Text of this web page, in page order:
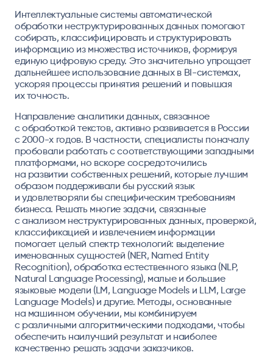
Интеллектуальные системы автоматической
обработки неструктурированных данных помогают
собирать, классифицировать и структурировать
информацию из множества источников, формируя
единую цифровую среду. Это значительно упрощает
дальнейшее использование данных в BI-системах,
ускоряя процессы принятия решений и повышая
их точность.
Направление аналитики данных, связанное
с обработкой текстов, активно развивается в России
с2000-х годов. В частности, специалисты поначалу
пробовали работать с соответствующими западными
платформами, но вскоре сосредоточились
на развитии собственных решений, которые лучшим
образом поддерживали бы русский язык
и удовлетворяли бы специфическим требованиям
бизнеса. Решать многие задачи, связанные
с анализом неструктурированных данных, проверкой,
классификацией и извлечением информации
помогает целый спектр технологий: выделение
именованных сущностей (NER, Named Entity
Recognition), обработка естественного языка (NLP,
Natural Language Processing), малые и большие
языковые модели (LM, Language Models и LLM, Large
Language Models) и другие. Методы, основанные
на машинном обучении, мы комбинируем
с различными алгоритмическими подходами, чтобы
обеспечить наилучший результат и наиболее
качественно решать задачи заказчиков.